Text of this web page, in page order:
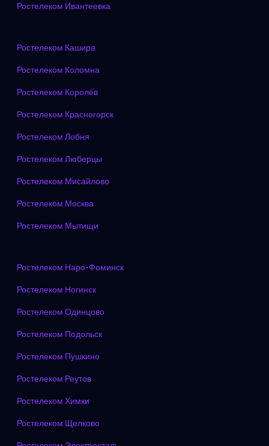
Ростелеком Ивантеевка
Ростелеком Кашира
Ростелеком Коломна
Ростелеком Королёв
Ростелеком Красногорск
Ростелеком Лобня
Ростелеком Люберцы
Ростелеком Мисайлово
Ростелеком Москва
Ростелеком Мытищи
Ростелеком Наро-Фоминск
Ростелеком Ногинск
Ростелеком Одинцово
Ростелеком Подольск
Ростелеком Пушкино
Ростелеком Реутов
Ростелеком Химки
Ростелеком Щелково